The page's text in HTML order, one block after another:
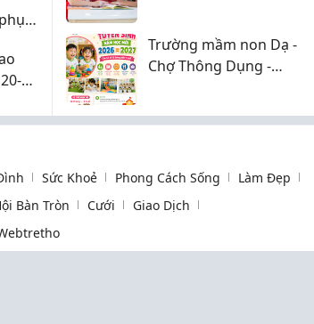
Trường mầm non Dạ -
Chợ Thông Dụng -
đời của trẻ
Sức Khoẻ Phong Cách Sống
Làm Đẹp
Bàn Tròn Cưới
Giao Dịch